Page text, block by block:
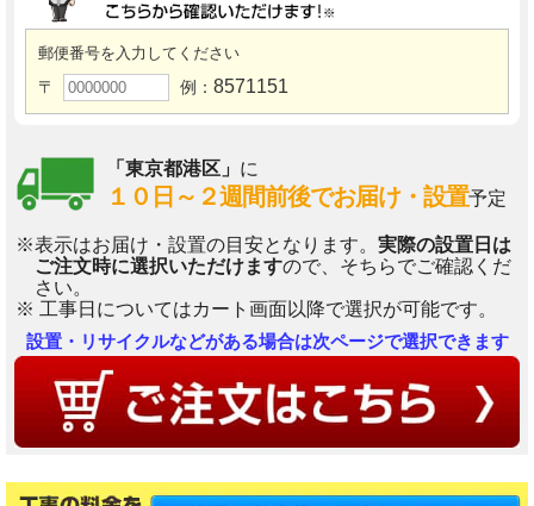
郵便番号を入力してください
〒 例： 8571151
「東京都港区」 に
１０日～２週間前後でお届け・設置予定
※表示はお届け・設置の目安となります。 実際の設置日は
ご注文時に選択いただけますので、そちらでご確認くだ
さい。
※ 工事日についてはカート画面以降で選択が可能です。
設置・リサイクルなどがある場合は次ページで選択できます